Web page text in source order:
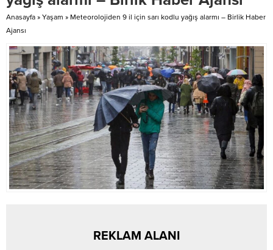
takdir edip alkışladıklarını belirtti.
Türkiye’de de benzer etkinliklerin
olmasını umut ettiklerini...
yemeğinde Sivas topraklarından
çıkarak dünyaya...
Anasayfa » Yaşam » Meteorolojiden 9 il için sarı kodlu yağış alarmı – Birlik Haber
Ajansı
REKLAM ALANI